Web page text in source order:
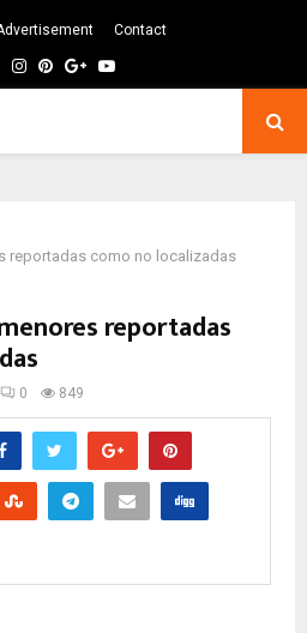
Contact
Instagram
Pinterest
GoogleYoutube
reportadas como no localizadas
reportadas
0 849